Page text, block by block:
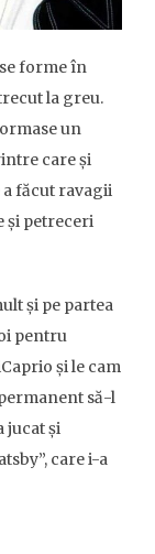
forme în
la greu.
un
care și
făcut ravagii
și petreceri
și pe partea
pentru
și le cam
să-l
jucat și
care i-a